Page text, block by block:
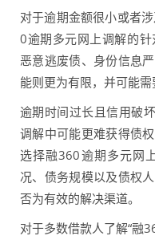
对于逾期金额很小或者
0逾期多元网上调解的
恶意逃废债、身份信息
能则更为有限，并可能需
逾期时间过长且信用破
调解中可能更难获得债
选择融360逾期多元网
况、债务规模以及债权
否为有效的解决渠道。
对于多数借款人了解“融